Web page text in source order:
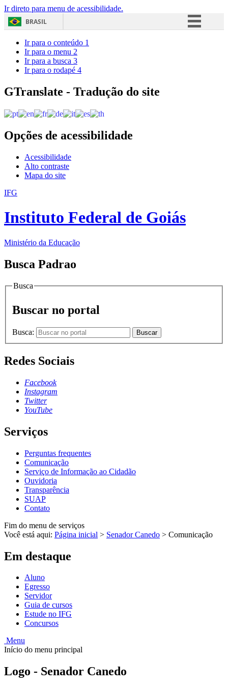
Ir direto para menu de acessibilidade.
BRASIL
Acesso à informação
Ir para o conteúdo 1
Ir para o menu 2
Ir para a busca 3
Ir para o rodapé 4
GTranslate - Tradução do site
Opções de acessibilidade
Acessibilidade
Alto contraste
Mapa do site
IFG
Instituto Federal de Goiás
Ministério da Educação
Busca Padrao
Busca
Buscar no portal
Busca: Buscar
Redes Sociais
Facebook
Instagram
Twitter
YouTube
Serviços
Perguntas frequentes
Comunicação
Serviço de Informação ao Cidadão
Ouvidoria
Transparência
SUAP
Contato
Fim do menu de serviços
Você está aqui: Página inicial > Senador Canedo > Comunicação
Em destaque
Aluno
Egresso
Servidor
Guia de cursos
Estude no IFG
Concursos
Menu
Início do menu principal
Logo - Senador Canedo